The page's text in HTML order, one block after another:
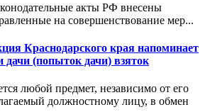
акты РФ внесены
на совершенствование мер...
Краснодарского края напоминает
дачи (попыток дачи) взяток
любой предмет, независимо от его
должностному лицу, в обмен